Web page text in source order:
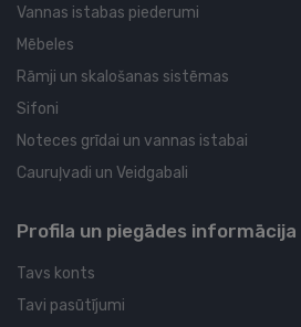
Vannas istabas piederumi
Mēbeles
Rāmji un skalošanas sistēmas
Sifoni
Noteces grīdai un vannas istabai
Cauruļvadi un Veidgabali
Profila un piegādes informācija
Tavs konts
Tavi pasūtījumi